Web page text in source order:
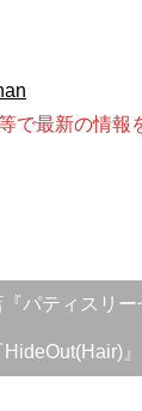
で最新の情報
パティスリー